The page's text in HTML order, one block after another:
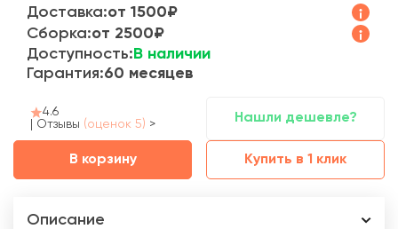
Доставка:от 1500₽
Сборка:от 2500₽
Доступность: В наличии
Гарантия:60 месяцев
4.6
Отзывы (оценок 5) > Нашли дешевле?
В корзину Купить в 1 клик
Описание